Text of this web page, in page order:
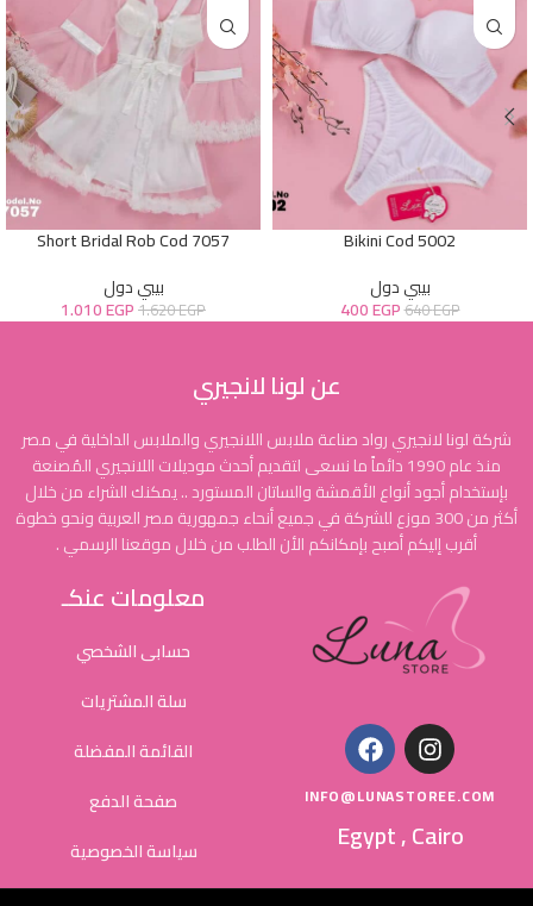
Bikini Cod 5002
بيبي دول
640EGP
400EGP
Short Bridal Rob Cod 7057
بيبي دول
1.620EGP
1.010EGP
عن لونا لانجيري
شركة لونا لانجيري رواد صناعة ملابس اللانجيري والملابس الداخلية في مصر
منذ عام 1990 دائماً ما نسعى لتقديم أحدث موديلات اللانجيري المُصنعة
بإستخدام أجود أنواع الأقمشة والساتان المستورد .. يمكنك الشراء من خلال
أكثر من 300 موزع للشركة في جميع أنحاء جمهورية مصر العربية ونحو خطوة
أقرب إليكم أصبح بإمكانكم الأن الطلب من خلال موقعنا الرسمي .
INFO@LUNASTOREE.COM
Egypt , Cairo
معلومات عنكـ
حسابى الشخصي
سلة المشتريات
القائمة المفضلة
صفحة الدفع
سياسة الخصوصية